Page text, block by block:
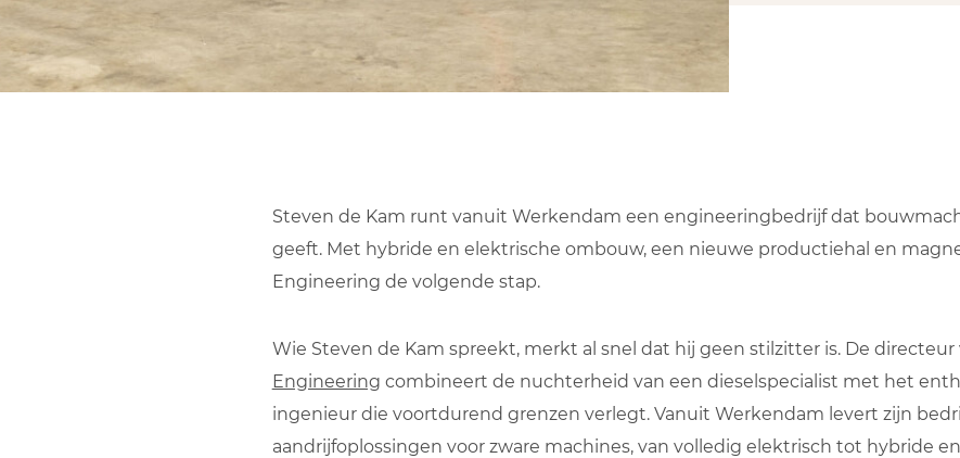
Steven de Kam runt vanuit Werkendam een engineeringbedrijf dat
geeft. Met hybride en elektrische ombouw, een nieuwe productiehal en
Engineering de volgende stap.
Wie Steven de Kam spreekt, merkt al snel dat hij geen stilzitter is. De directeur
Engineering combineert de nuchterheid van een dieselspecialist met het
ingenieur die voortdurend grenzen verlegt. Vanuit Werkendam levert zijn
aandrijfoplossingen voor zware machines, van volledig elektrisch tot hybride